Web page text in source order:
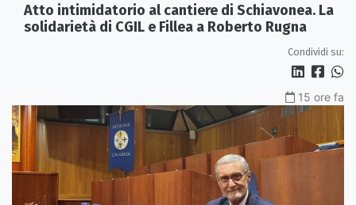
Atto intimidatorio al cantiere di Schiavonea. La
solidarietà di CGIL e Fillea a Roberto Rugna
Condividi su:
15 ore fa